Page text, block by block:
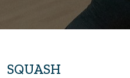
SQUASH